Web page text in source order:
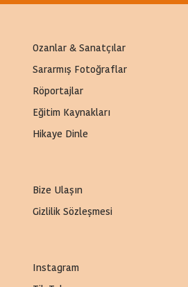
Ozanlar & Sanatçılar
Sararmış Fotoğraflar
Röportajlar
Eğitim Kaynakları
Hikaye Dinle
Bize Ulaşın
Gizlilik Sözleşmesi
Instagram